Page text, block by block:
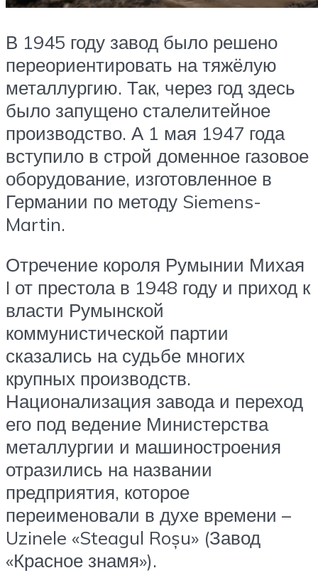
В 1945 году завод было решено
переориентировать на тяжёлую
металлургию. Так, через год здесь
было запущено сталелитейное
производство. А 1 мая 1947 года
вступило в строй доменное газовое
оборудование, изготовленное в
Германии по методу Siemens-
Martin.
Отречение короля Румынии Михая
I от престола в 1948 году и приход к
власти Румынской
коммунистической партии
сказались на судьбе многих
крупных производств.
Национализация завода и переход
его под ведение Министерства
металлургии и машиностроения
отразились на названии
предприятия, которое
переименовали в духе времени –
Uzinele «Steagul Roșu» (Завод
«Красное знамя»).